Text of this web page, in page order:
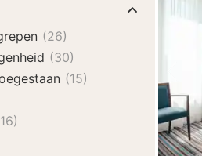
(26)
(30)
(15)